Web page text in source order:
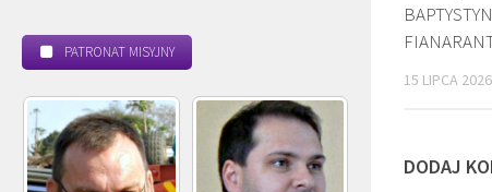
15 LIPCA 2026
DODAJ
PATRONAT MISYJNY